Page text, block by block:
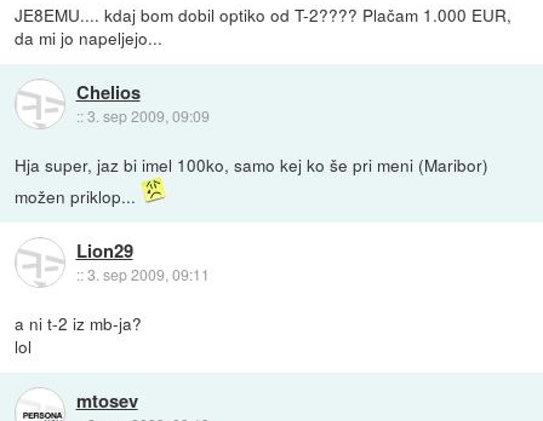
JE8EMU.... kdaj bom dobil optiko od T-2???? Plačam 1.000 EUR,
da mi jo napeljejo...
Chelios
::3. sep 2009, 09:09
Hja super, jaz bi imel 100ko, samo kej ko še pri meni (Maribor)
možen priklop...
Lion29
::3. sep 2009, 09:11
a ni t-2 iz mb-ja?
lol
mtosev